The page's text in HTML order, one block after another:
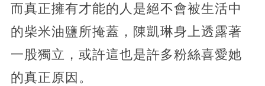
而真正擁有才能的人是絕不會被生活中
的柴米油鹽所掩蓋，陳凱琳身上透露著
一股獨立，或許這也是許多粉絲喜愛她
的真正原因。